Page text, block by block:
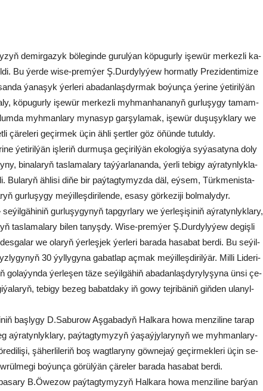
de­mir­ga­zyk bö­le­gin­de gu­rul­ýan kö­pu­gur­ly işe­wür mer­kez­li ka­
Bu ýer­de wi­se-prem­ýer Ş.Dur­dy­ly­ýew hor­mat­ly Pre­zi­den­ti­mi­ze
ýa­na­şyk ýer­le­ri aba­dan­laş­dyr­mak bo­ýun­ça ýe­ri­ne ýe­ti­ril­ýän
kö­pu­gur­ly işe­wür mer­kez­li myh­man­ha­na­nyň gur­lu­şy­gy ta­mam­
myh­man­la­ry my­na­syp gar­şy­la­mak, işe­wür du­şu­şyk­la­ry we
çä­re­le­ri ge­çir­mek üçin äh­li şert­ler göz öňün­de tu­tul­dy.
ýe­ti­ril­ýän iş­le­riň dur­mu­şa ge­çi­ril­ýän eko­lo­gi­ýa sy­ýa­sa­ty­na do­ly
bi­na­la­ryň tas­la­ma­la­ry taý­ýar­la­nan­da, ýer­li te­bi­gy aý­ra­tyn­lyk­la­
Bu­la­ryň äh­li­si di­ňe bir paý­tag­ty­myz­da däl, eý­sem, Türk­me­nis­ta­
gur­lu­şy­gy me­ýil­leş­di­ri­len­de, esa­sy gör­ke­zi­ji bol­ma­ly­dyr.
gur­lu­şy­gy­nyň tap­gyr­la­ry we ýer­le­şi­şi­niň aý­ra­tyn­lyk­la­ry,
tas­la­ma­la­ry bi­len ta­nyş­dy. Wi­se-prem­ýer Ş.Dur­dy­ly­ýew de­giş­li
we ola­ryň ýer­leş­jek ýer­le­ri ba­ra­da ha­sa­bat ber­di. Bu se­ýil­
30 ýyl­ly­gy­na ga­bat­lap aç­mak me­ýil­leş­di­ril­ýär. Mil­li Li­de­ri­
go­la­ýyn­da ýer­le­şen tä­ze se­ýil­gä­hiň aba­dan­laş­dy­ry­ly­şy­na ün­si çe­
te­bi­gy be­zeg ba­bat­da­ky iň go­wy tej­ri­bä­niň giň­den ula­nyl­
baş­ly­gy D.Sa­bu­row Aş­ga­ba­dyň Hal­ka­ra ho­wa men­zi­li­ne ta­rap
aý­ra­tyn­lyk­la­ry, paý­tag­ty­my­zyň ýa­şaý­jy­la­ry­nyň we myh­man­la­ry­
şä­her­li­le­riň boş wagt­la­ry­ny göw­ne­jaý ge­çir­mek­le­ri üçin se­
bo­ýun­ça gö­rül­ýän çä­re­ler ba­ra­da ha­sa­bat ber­di.
B.Öwe­zow paý­tag­ty­my­zyň Hal­ka­ra ho­wa men­zi­li­ne bar­ýan